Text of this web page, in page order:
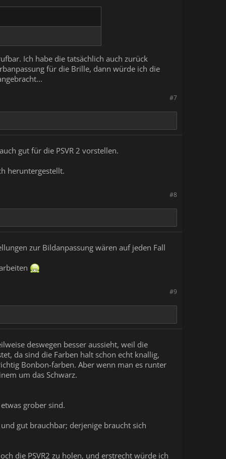
Ich habe die tatsächlich auch zurück
für die Brille, dann würde ich die
#7
gut für die PSVR 2 vorstellen.
heruntergestellt.
#8
zur Bildanpassung wären auf jeden Fall
#9
deswegen besser aussieht, weil die
da sind die Farben halt schon echt knallig,
Bonbon-farben. Aber wenn man es runter
um das Schwarz.
grober sind.
gut brauchbar; derjenige braucht sich
die PSVR2 zu holen, und erstrecht würde ich